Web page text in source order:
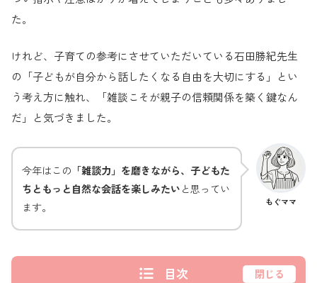
た。
けれど、子育ての参考にさせていただいている石田勝紀先生
の「子どもが自分から話したくなる自由を大切にする」とい
う考え方に触れ、「雑談こそが親子の信頼関係を築く鍵なん
だ」と気づきました。
もぐママ
今年はこの 「雑談力」を磨きながら、子どもた
ちともっと自然な会話を楽しみたいと思ってい
ます。
目次 閉じる